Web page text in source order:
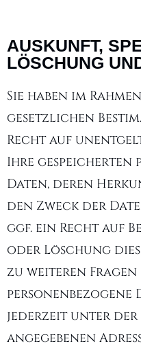
AUSKUNFT,
LÖSCHUNG
Sie haben im
gesetzlichen
Recht auf
Ihre gespeicherten
Daten, deren
den Zweck der
ggf. ein Recht auf
oder Löschung
zu weiteren Fragen
personenbezogene
jederzeit unter der
angegebenen